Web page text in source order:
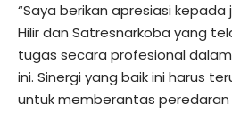
“Saya berikan apresiasi kepada
Hilir dan Satresnarkoba yang
tugas secara profesional
ini. Sinergi yang baik ini harus
untuk memberantas peredaran